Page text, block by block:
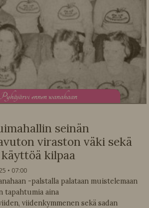
yhäjärvi ennen wanahaan
seinän
viraston väki sekä
kilpaa
07:00
-palstalla palataan muistelemaan
tapahtumia aina
viidenkymmenen sekä sadan